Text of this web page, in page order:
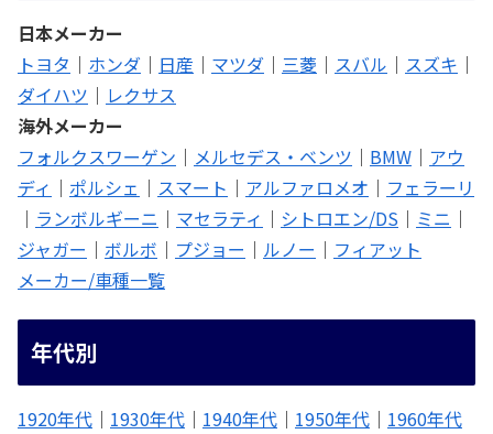
日本メーカー
トヨタ ｜ ホンダ ｜ 日産 ｜ マツダ ｜ 三菱 ｜ スバル ｜ スズキ ｜
ダイハツ ｜ レクサス
海外メーカー
フォルクスワーゲン ｜ メルセデス・ベンツ ｜ BMW ｜ アウ
ディ ｜ ポルシェ ｜ スマート ｜ アルファロメオ ｜ フェラーリ
｜ ランボルギーニ ｜ マセラティ ｜ シトロエン/DS ｜ ミニ ｜
ジャガー ｜ ボルボ ｜ プジョー ｜ ルノー ｜ フィアット
メーカー/車種一覧
年代別
1920年代 ｜ 1930年代 ｜ 1940年代 ｜ 1950年代 ｜ 1960年代